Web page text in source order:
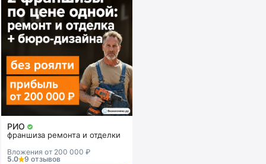
РИО
франшиза ремонта и отделки
Вложения от 200 000 ₽
5.0
9 отзывов